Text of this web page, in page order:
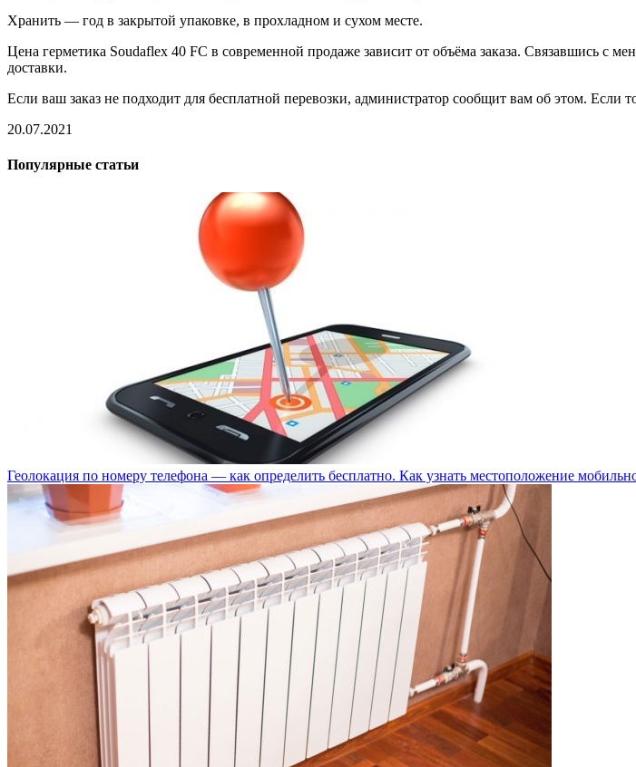
Хранить — год в закрытой упаковке, в прохладном и сухом месте.
Цена герметика Soudaflex 40 FC в современной продаже зависит от объёма заказа. Связавшись с
доставки.
Если ваш заказ не подходит для бесплатной перевозки, администратор сообщит вам об этом. Если
20.07.2021
Популярные статьи
Геолокация по номеру телефона — как определить бесплатно. Как узнать местоположение